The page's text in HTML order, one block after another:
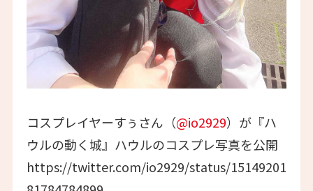
コスプレイヤーすぅさん（@io2929）が『ハ
ウルの動く城』ハウルのコスプレ写真を公開
https://twitter.com/io2929/status/15149201